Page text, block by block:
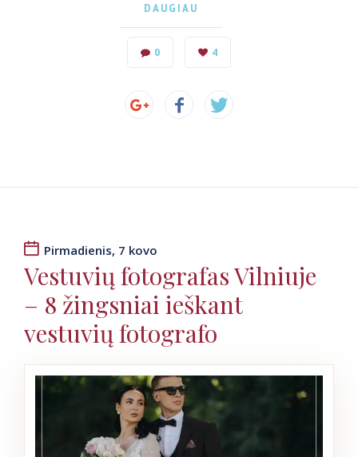
DAUGIAU
0 4
Pirmadienis, 7 kovo
Vestuvių fotografas Vilniuje
– 8 žingsniai ieškant
vestuvių fotografo